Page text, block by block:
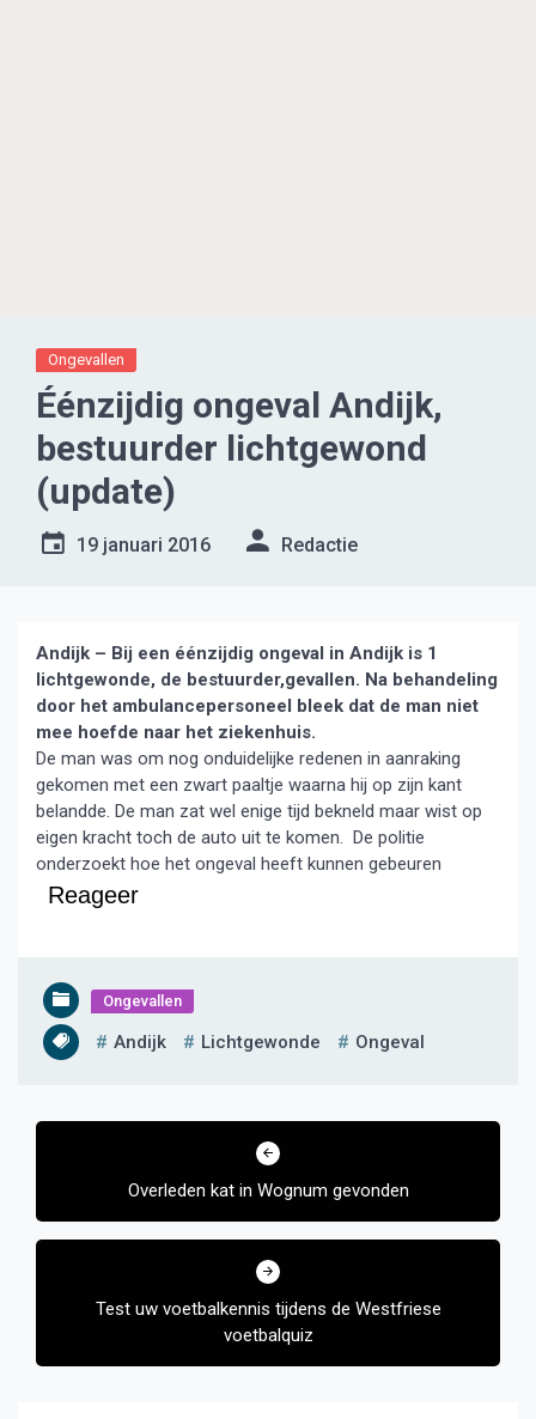
Ongevallen
Éénzijdig ongeval Andijk,
bestuurder lichtgewond
(update)
19 januari 2016 Redactie
Andijk – Bij een éénzijdig ongeval in Andijk is 1
lichtgewonde, de bestuurder,gevallen. Na behandeling
door het ambulancepersoneel bleek dat de man niet
mee hoefde naar het ziekenhuis.
De man was om nog onduidelijke redenen in aanraking
gekomen met een zwart paaltje waarna hij op zijn kant
belandde. De man zat wel enige tijd bekneld maar wist op
eigen kracht toch de auto uit te komen. De politie
onderzoekt hoe het ongeval heeft kunnen gebeuren
Reageer
Ongevallen
Andijk Lichtgewonde Ongeval
Bericht
Overleden kat in Wognum gevonden
Test uw voetbalkennis tijdens de Westfriese
voetbalquiz